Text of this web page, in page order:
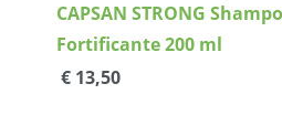
CAPSAN STRONG
Fortificante 200 ml
€ 13,50